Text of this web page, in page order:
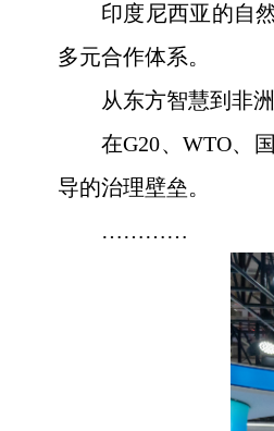
印度尼西亚的自
多元合作体系。
从东方智慧到非
在G20、WTO、
导的治理壁垒。
…………